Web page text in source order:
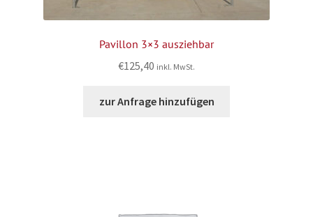
Pavillon 3×3 ausziehbar
€125,40 inkl. MwSt.
zur Anfrage hinzufügen